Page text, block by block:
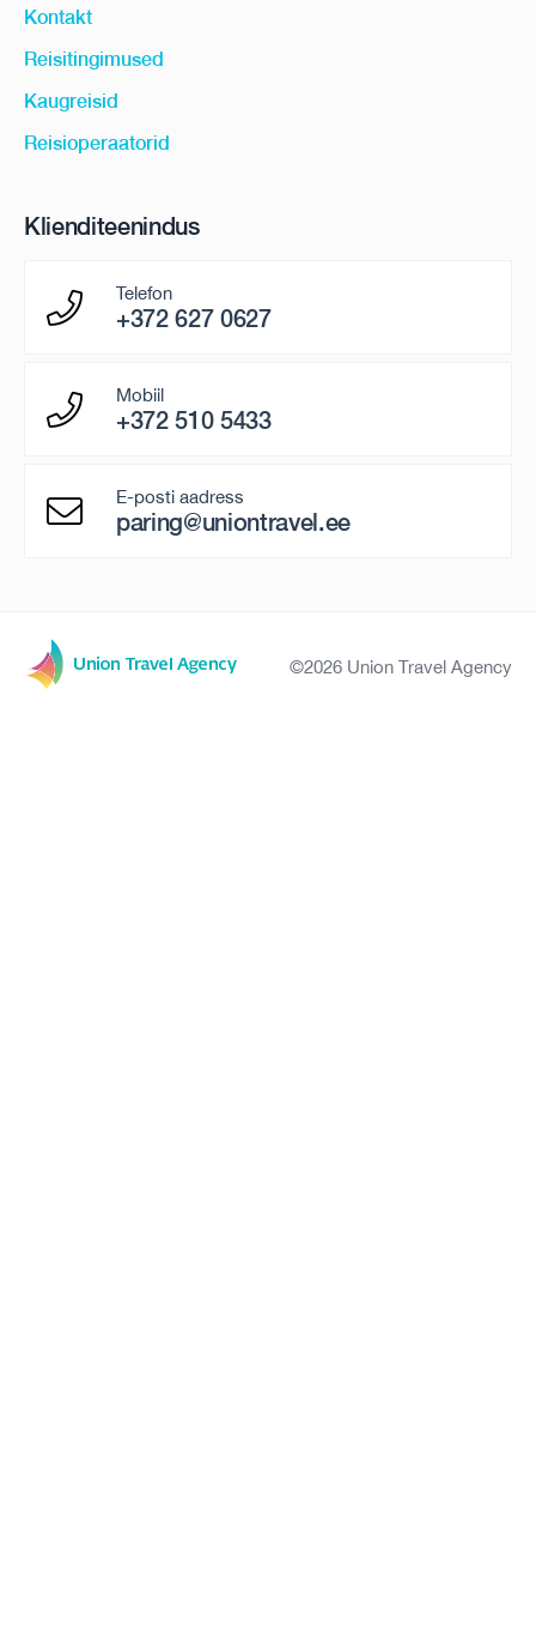
Kontakt
Reisitingimused
Kaugreisid
Reisioperaatorid
Klienditeenindus
Telefon
+372 627 0627
Mobiil
+372 510 5433
E-posti aadress
paring@uniontravel.ee
©2026 Union Travel Agency